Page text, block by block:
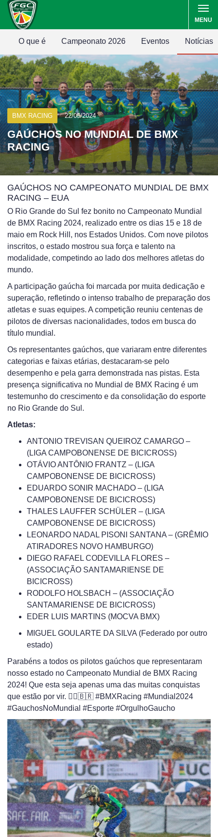
MENU
O que é Campeonato 2026 Eventos Notícias
BMX RACING 22/05/2024
GAÚCHOS NO MUNDIAL DE BMX
RACING
GAÚCHOS NO CAMPEONATO MUNDIAL DE BMX
RACING – EUA
O Rio Grande do Sul fez bonito no Campeonato Mundial
de BMX Racing 2024, realizado entre os dias 15 e 18 de
maio em Rock Hill, nos Estados Unidos. Com nove pilotos
inscritos, o estado mostrou sua força e talento na
modalidade, competindo ao lado dos melhores atletas do
mundo.
A participação gaúcha foi marcada por muita dedicação e
superação, refletindo o intenso trabalho de preparação dos
atletas e suas equipes. A competição reuniu centenas de
pilotos de diversas nacionalidades, todos em busca do
título mundial.
Os representantes gaúchos, que variaram entre diferentes
categorias e faixas etárias, destacaram-se pelo
desempenho e pela garra demonstrada nas pistas. Esta
presença significativa no Mundial de BMX Racing é um
testemunho do crescimento e da consolidação do esporte
no Rio Grande do Sul.
Atletas:
ANTONIO TREVISAN QUEIROZ CAMARGO –
(LIGA CAMPOBONENSE DE BICICROSS)
OTÁVIO ANTÔNIO FRANTZ – (LIGA
CAMPOBONENSE DE BICICROSS)
EDUARDO SONIR MACHADO – (LIGA
CAMPOBONENSE DE BICICROSS)
THALES LAUFFER SCHÜLER – (LIGA
CAMPOBONENSE DE BICICROSS)
LEONARDO NADAL PISONI SANTANA – (GRÊMIO
ATIRADORES NOVO HAMBURGO)
DIEGO RAFAEL CODEVILLA FLORES –
(ASSOCIAÇÃO SANTAMARIENSE DE
BICICROSS)
RODOLFO HOLSBACH – (ASSOCIAÇÃO
SANTAMARIENSE DE BICICROSS)
EDER LUIS MARTINS (MOCVA BMX)
MIGUEL GOULARTE DA SILVA (Federado por outro
estado)
Parabéns a todos os pilotos gaúchos que representaram
nosso estado no Campeonato Mundial de BMX Racing
2024! Que esta seja apenas uma das muitas conquistas
que estão por vir. 🚴‍♂️🇧🇷 #BMXRacing #Mundial2024
#GauchosNoMundial #Esporte #OrgulhoGaucho